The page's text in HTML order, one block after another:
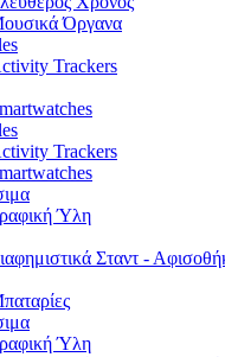
Όργανα
Trackers
Trackers
Ύλη
Σταντ -
Ύλη